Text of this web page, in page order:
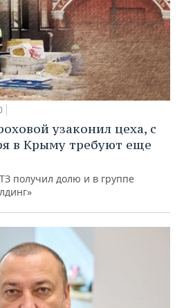
узаконил цеха, с
в Крыму требуют еще
получил долю и в группе